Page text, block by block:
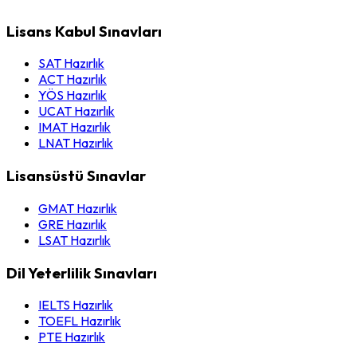
Lisans Kabul Sınavları
SAT Hazırlık
ACT Hazırlık
YÖS Hazırlık
UCAT Hazırlık
IMAT Hazırlık
LNAT Hazırlık
Lisansüstü Sınavlar
GMAT Hazırlık
GRE Hazırlık
LSAT Hazırlık
Dil Yeterlilik Sınavları
IELTS Hazırlık
TOEFL Hazırlık
PTE Hazırlık